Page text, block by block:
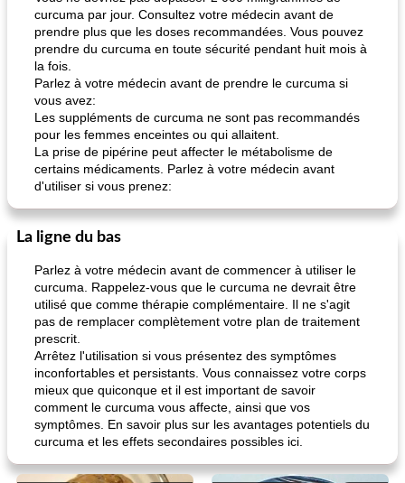
curcuma par jour. Consultez votre médecin avant de
prendre plus que les doses recommandées. Vous pouvez
prendre du curcuma en toute sécurité pendant huit mois à
la fois.
Parlez à votre médecin avant de prendre le curcuma si
vous avez:
Les suppléments de curcuma ne sont pas recommandés
pour les femmes enceintes ou qui allaitent.
La prise de pipérine peut affecter le métabolisme de
certains médicaments. Parlez à votre médecin avant
d'utiliser si vous prenez:
La ligne du bas
Parlez à votre médecin avant de commencer à utiliser le
curcuma. Rappelez-vous que le curcuma ne devrait être
utilisé que comme thérapie complémentaire. Il ne s'agit
pas de remplacer complètement votre plan de traitement
prescrit.
Arrêtez l'utilisation si vous présentez des symptômes
inconfortables et persistants. Vous connaissez votre corps
mieux que quiconque et il est important de savoir
comment le curcuma vous affecte, ainsi que vos
symptômes. En savoir plus sur les avantages potentiels du
curcuma et les effets secondaires possibles ici.